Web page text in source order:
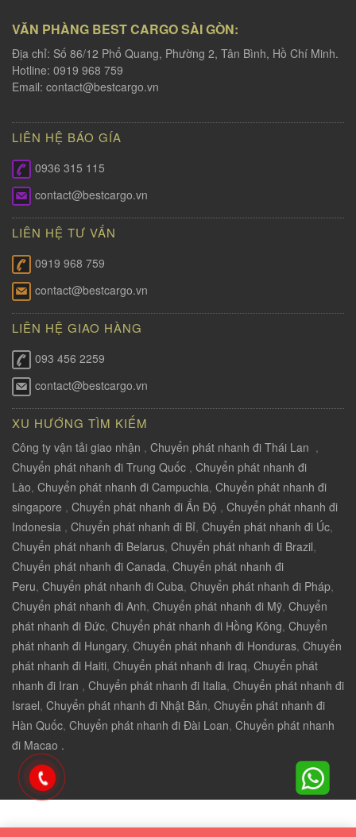
VĂN PHÀNG BEST CARGO SÀI GÒN:
Địa chỉ: Số 86/12 Phổ Quang, Phường 2, Tân Bình, Hồ Chí Minh.
Hotline: 0919 968 759
Email: contact@bestcargo.vn
LIÊN HỆ BÁO GÍA
0936 315 115
contact@bestcargo.vn
LIÊN HỆ TƯ VẤN
0919 968 759
contact@bestcargo.vn
LIÊN HỆ GIAO HÀNG
093 456 2259
contact@bestcargo.vn
XU HƯỚNG TÌM KIẾM
Công ty vận tải giao nhận , Chuyển phát nhanh đi Thái Lan ,
Chuyển phát nhanh đi Trung Quốc , Chuyển phát nhanh đi
Lào, Chuyển phát nhanh đi Campuchia, Chuyển phát nhanh đi
singapore , Chuyển phát nhanh đi Ấn Độ , Chuyển phát nhanh đi
Indonesia , Chuyển phát nhanh đi Bỉ, Chuyển phát nhanh đi Úc,
Chuyển phát nhanh đi Belarus, Chuyển phát nhanh đi Brazil,
Chuyển phát nhanh đi Canada, Chuyển phát nhanh đi
Peru, Chuyển phát nhanh đi Cuba, Chuyển phát nhanh đi Pháp,
Chuyển phát nhanh đi Anh, Chuyển phát nhanh đi Mỹ, Chuyển
phát nhanh đi Đức, Chuyển phát nhanh đi Hồng Kông, Chuyển
phát nhanh đi Hungary, Chuyển phát nhanh đi Honduras, Chuyển
phát nhanh đi Haiti, Chuyển phát nhanh đi Iraq, Chuyển phát
nhanh đi Iran , Chuyển phát nhanh đi Italia, Chuyển phát nhanh đi
Israel, Chuyển phát nhanh đi Nhật Bản, Chuyển phát nhanh đi
Hàn Quốc, Chuyển phát nhanh đi Đài Loan, Chuyển phát nhanh
đi Macao .